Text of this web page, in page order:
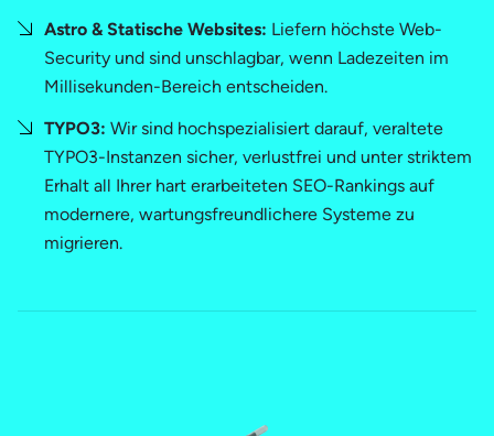
Astro & Statische Websites: Liefern höchste Web-
Security und sind unschlagbar, wenn Ladezeiten im
Millisekunden-Bereich entscheiden.
TYPO3: Wir sind hochspezialisiert darauf, veraltete
TYPO3-Instanzen sicher, verlustfrei und unter striktem
Erhalt all Ihrer hart erarbeiteten SEO-Rankings auf
modernere, wartungsfreundlichere Systeme zu
migrieren.